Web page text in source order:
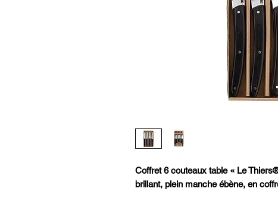
Coffret 6 couteaux table « Le
brillant, plein manche ébène, en